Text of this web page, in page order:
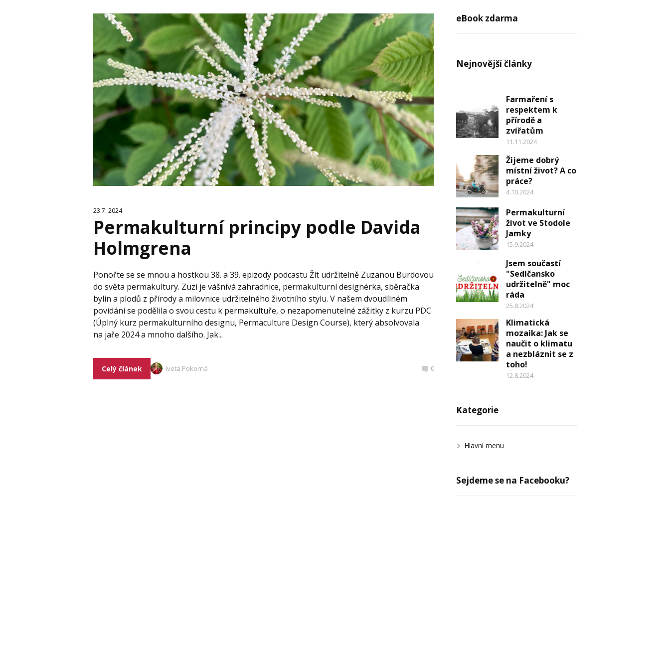
23.7. 2024
Permakulturní principy podle Davida
Holmgrena
Ponořte se se mnou a hostkou 38. a 39. epizody podcastu Žít udržitelně Zuzanou Burdovou
do světa permakultury. Zuzi je vášnivá zahradnice, permakulturní designérka, sběračka
bylin a plodů z přírody a milovnice udržitelného životního stylu. V našem dvoudílném
povídání se podělila o svou cestu k permakultuře, o nezapomenutelné zážitky z kurzu PDC
(Úplný kurz permakulturního designu, Permaculture Design Course), který absolvovala
na jaře 2024 a mnoho dalšího. Jak...
Celý článek Iveta Pokorná 0
eBook zdarma
Nejnovější články
Farmaření s
respektem k
přírodě a
zvířatům
11.11.2024
Žijeme dobrý
místní život? A co
práce?
4.10.2024
Permakulturní
život ve Stodole
Jamky
15.9.2024
Jsem součastí
"Sedlčansko
udržitelně" moc
ráda
25.8.2024
Klimatická
mozaika: Jak se
naučit o klimatu
a nezbláznit se z
toho!
12.8.2024
Kategorie
Hlavní menu
Sejdeme se na Facebooku?